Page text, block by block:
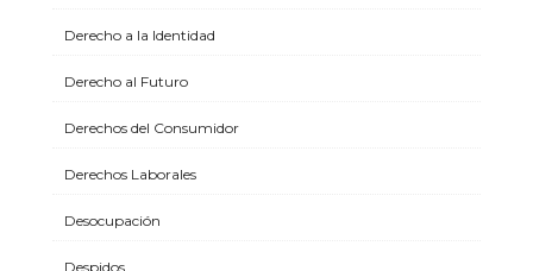
Derecho a la Identidad
Derecho al Futuro
Derechos del Consumidor
Derechos Laborales
Desocupación
Despidos